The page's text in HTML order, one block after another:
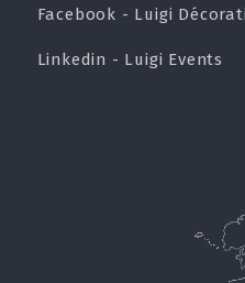
Facebook - Luigi
Linkedin - Luigi Events